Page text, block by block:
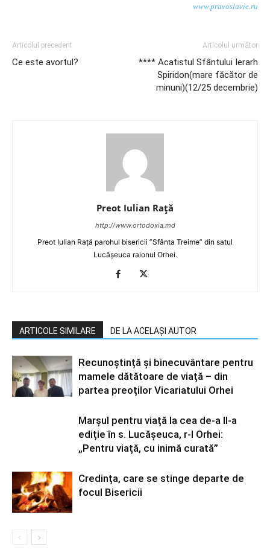
www.pravoslavie.ru
Articolul precedent
Ce este avortul?
Articolul următor
**** Acatistul Sfântului Ierarh
Spiridon(mare făcător de
minuni)(12/25 decembrie)
Preot Iulian Raţă
http://www.ortodoxia.md
Preot Iulian Rață parohul bisericii ”Sfânta Treime” din satul
Lucășeuca raionul Orhei.
ARTICOLE SIMILARE DE LA ACELAȘI AUTOR
Recunoștință și binecuvântare pentru
mamele dătătoare de viață – din
partea preoților Vicariatului Orhei
Marșul pentru viață la cea de-a II-a
ediție în s. Lucășeuca, r-l Orhei:
„Pentru viață, cu inimă curată”
Credința, care se stinge departe de
focul Bisericii